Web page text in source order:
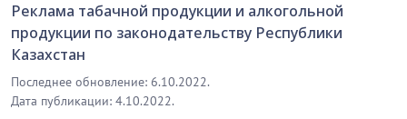
Реклама табачной продукции и алкогольной
продукции по законодательству Республики
Казахстан
Последнее обновление: 6.10.2022.
Дата публикации: 4.10.2022.